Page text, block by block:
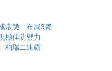
常態 布局3資
極佳防禦力
柏瑞二連霸